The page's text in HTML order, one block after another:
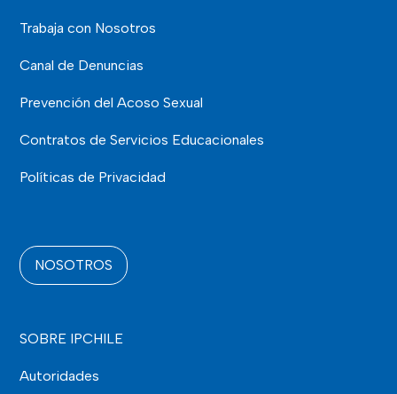
Trabaja con Nosotros
Canal de Denuncias
Prevención del Acoso Sexual
Contratos de Servicios Educacionales
Políticas de Privacidad
NOSOTROS
SOBRE IPCHILE
Autoridades